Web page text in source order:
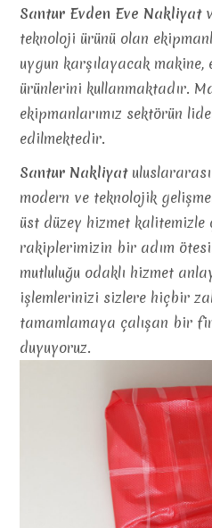
Santur Evden Eve Nakliyat
teknoloji ürünü olan
uygun karşılayacak
ürünlerini kullanmaktadır.
ekipmanlarımız sektörün
edilmektedir.
Santur Nakliyat
modern ve teknolojik
üst düzey hizmet kalitemizle
rakiplerimizin bir adım
mutluluğu odaklı hizmet
işlemlerinizi sizlere hiçbir
tamamlamaya çalışan bir
duyuyoruz.